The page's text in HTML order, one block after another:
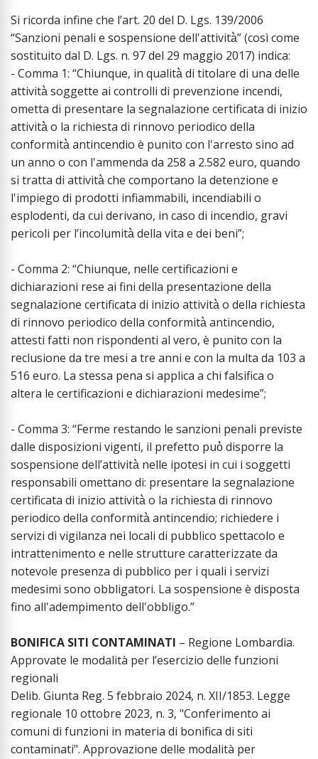
Si ricorda infine che l’art. 20 del D. Lgs. 139/2006
“Sanzioni penali e sospensione dell'attività̀” (così come
sostituito dal D. Lgs. n. 97 del 29 maggio 2017) indica:
- Comma 1: “Chiunque, in qualità̀ di titolare di una delle
attività̀ soggette ai controlli di prevenzione incendi,
ometta di presentare la segnalazione certificata di inizio
attività̀ o la richiesta di rinnovo periodico della
conformità̀ antincendio è punito con l'arresto sino ad
un anno o con l'ammenda da 258 a 2.582 euro, quando
si tratta di attività̀ che comportano la detenzione e
l'impiego di prodotti infiammabili, incendiabili o
esplodenti, da cui derivano, in caso di incendio, gravi
pericoli per l’incolumità̀ della vita e dei beni”;
- Comma 2: “Chiunque, nelle certificazioni e
dichiarazioni rese ai fini della presentazione della
segnalazione certificata di inizio attività̀ o della richiesta
di rinnovo periodico della conformità̀ antincendio,
attesti fatti non rispondenti al vero, è punito con la
reclusione da tre mesi a tre anni e con la multa da 103 a
516 euro. La stessa pena si applica a chi falsifica o
altera le certificazioni e dichiarazioni medesime”;
- Comma 3: “Ferme restando le sanzioni penali previste
dalle disposizioni vigenti, il prefetto può̀ disporre la
sospensione dell’attività̀ nelle ipotesi in cui i soggetti
responsabili omettano di: presentare la segnalazione
certificata di inizio attività̀ o la richiesta di rinnovo
periodico della conformità̀ antincendio; richiedere i
servizi di vigilanza nei locali di pubblico spettacolo e
intrattenimento e nelle strutture caratterizzate da
notevole presenza di pubblico per i quali i servizi
medesimi sono obbligatori. La sospensione è disposta
fino all'adempimento dell'obbligo.”
BONIFICA SITI CONTAMINATI – Regione Lombardia.
Approvate le modalità per l’esercizio delle funzioni
regionali
Delib. Giunta Reg. 5 febbraio 2024, n. XII/1853. Legge
regionale 10 ottobre 2023, n. 3, "Conferimento ai
comuni di funzioni in materia di bonifica di siti
contaminati". Approvazione delle modalità per